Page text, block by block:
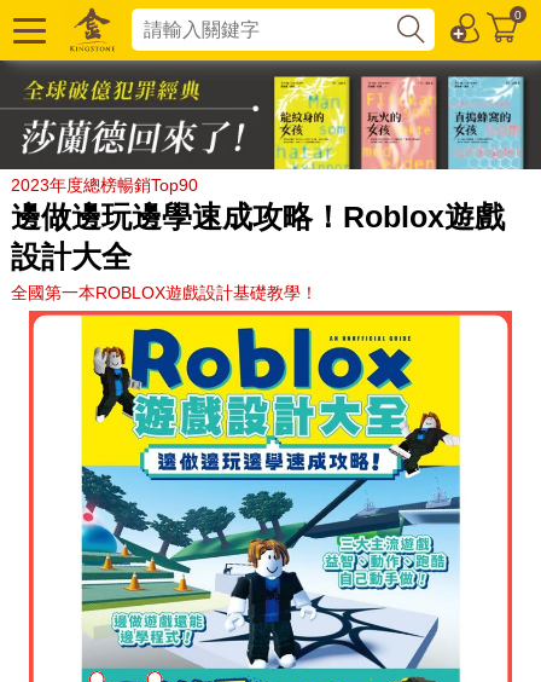
0
2023年度總榜暢銷Top90
邊做邊玩邊學速成攻略！Roblox遊戲
設計大全
全國第一本ROBLOX遊戲設計基礎教學！